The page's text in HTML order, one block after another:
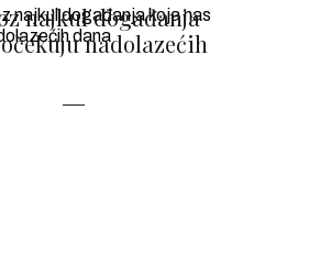
najkul događanja
nadolazećih